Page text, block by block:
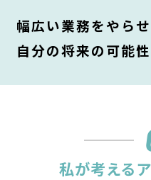
幅広い業務をやら
自分の将来の可能
私が考える